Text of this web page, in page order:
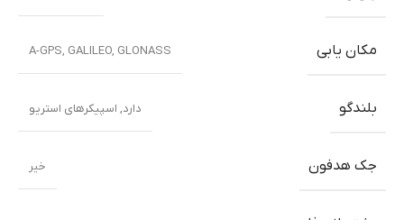
مکان یابی A-GPS, GALILEO, GLONASS
بلندگو دارد, اسپیکرهای استریو
جک هدفون خیر